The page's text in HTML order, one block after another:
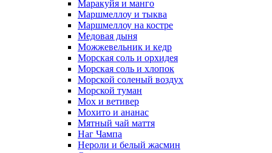
Маракуйя и манго
Маршмеллоу и тыква
Маршмеллоу на костре
Медовая дыня
Можжевельник и кедр
Морская соль и орхидея
Морская соль и хлопок
Морской соленый воздух
Морской туман
Мох и ветивер
Мохито и ананас
Мятный чай маття
Наг Чампа
Нероли и белый жасмин